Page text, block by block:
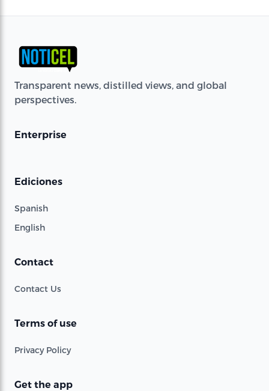
Transparent news, distilled views, and global
perspectives.
Enterprise
Ediciones
Spanish
English
Contact
Contact Us
Terms of use
Privacy Policy
Get the app